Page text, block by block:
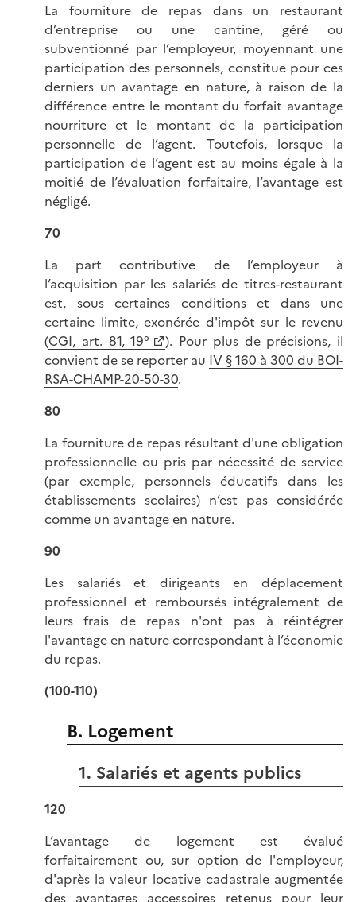
La fourniture de repas dans un restaurant
d’entreprise ou une cantine, géré ou
subventionné par l’employeur, moyennant une
participation des personnels, constitue pour ces
derniers un avantage en nature, à raison de la
différence entre le montant du forfait avantage
nourriture et le montant de la participation
personnelle de l’agent. Toutefois, lorsque la
participation de l’agent est au moins égale à la
moitié de l’évaluation forfaitaire, l’avantage est
négligé.
70
La part contributive de l’employeur à
l’acquisition par les salariés de titres-restaurant
est, sous certaines conditions et dans une
certaine limite, exonérée d'impôt sur le revenu
(CGI, art. 81, 19°
). Pour plus de précisions, il
convient de se reporter au IV § 160 à 300 du BOI-
RSA-CHAMP-20-50-30.
80
La fourniture de repas résultant d'une obligation
professionnelle ou pris par nécessité de service
(par exemple, personnels éducatifs dans les
établissements scolaires) n’est pas considérée
comme un avantage en nature.
90
Les salariés et dirigeants en déplacement
professionnel et remboursés intégralement de
leurs frais de repas n'ont pas à réintégrer
l'avantage en nature correspondant à l’économie
du repas.
(100-110)
B. Logement
1. Salariés et agents publics
120
L’avantage de logement est évalué
forfaitairement ou, sur option de l'employeur,
d'après la valeur locative cadastrale augmentée